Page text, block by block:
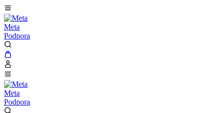
Meta
Podpora
Meta
Podpora